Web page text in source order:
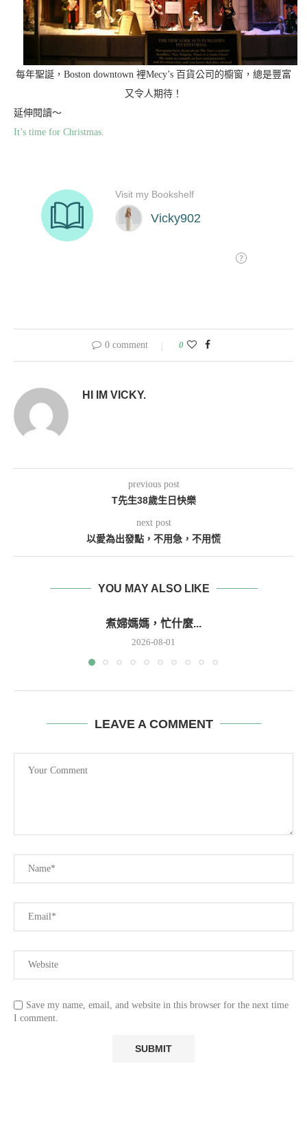
每年聖誕，Boston downtown 裡Mecy’s 百貨公司的櫥窗，總是豐富
又令人期待！
延伸閱讀～
It’s time for Christmas.
0 comment 0
HI IM VICKY.
previous post
T先生38歲生日快樂
next post
以愛為出發點，不用急，不用慌
YOU MAY ALSO LIKE
煮婦媽媽，忙什麼...
2026-08-01
LEAVE A COMMENT
Save my name, email, and website in this browser for the next time
I comment.